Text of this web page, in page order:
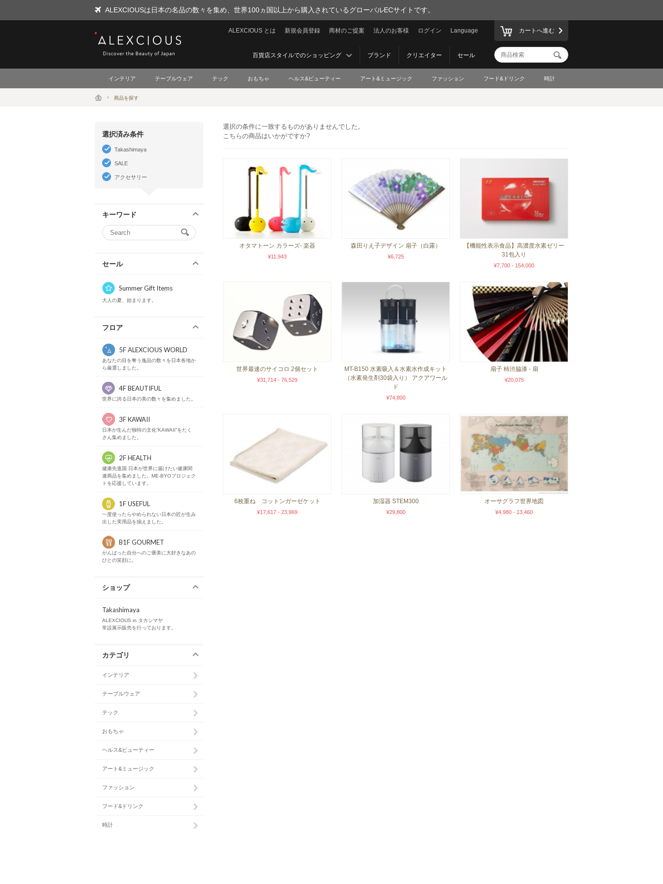
ALEXCIOUSは日本の名品の数々を集め、世界100ヵ国以上から購入されているグローバルECサイトです。
ALEXCIOUS
Language
ログイン
法人のお客様
商材のご提案
新規会員登録
ALEXCIOUS とは
セール
クリエイター
ブランド
百貨店スタイルでのショッピング
カートへ進む
インテリア テーブルウェア テック おもちゃ ヘルス&ビューティー アート&ミュージック ファッション フード&ドリンク 時計
商品を探す
選択済み条件
Takashimaya
SALE
アクセサリー
キーワード
セール
Summer Gift Items
大人の夏、始まります。
フロア
5F ALEXCIOUS WORLD
あなたの目を奪う逸品の数々を日本各地か
ら厳選しました。
4F BEAUTIFUL
世界に誇る日本の美の数々を集めました。
3F KAWAII
日本が生んだ独特の文化“KAWAII”をたく
さん集めました。
2F HEALTH
健康先進国 日本が世界に届けたい健康関
連商品を集めました。ME-BYOプロジェク
トを応援しています。
1F USEFUL
一度使ったらやめられない日本の匠が生み
出した実用品を揃えました。
B1F GOURMET
がんばった自分へのご褒美に大好きなあの
ひとの笑顔に。
ショップ
Takashimaya
ALEXCIOUS in タカシマヤ
常設展示販売を行っております。
カテゴリ
インテリア
テーブルウェア
テック
おもちゃ
ヘルス&ビューティー
アート&ミュージック
ファッション
フード&ドリンク
時計
選択の条件に一致するものがありませんでした。
こちらの商品はいかがですか?
オタマトーン カラーズ- 楽器
¥11,943
森田りえ子デザイン 扇子（白露）
¥6,725
【機能性表示食品】高濃度水素ゼリー
31包入り
¥7,700 - 154,000
世界最速のサイコロ 2個セット
¥31,714 - 76,529
MT-B150 水素吸入＆水素水作成キット
（水素発生剤30袋入り） アクアワール
ド
¥74,800
扇子 柿渋脇漆 - 扇
¥20,075
6枚重ね コットンガーゼケット
¥17,617 - 23,969
加湿器 STEM300
¥29,800
オーサグラフ世界地図
¥4,980 - 13,460